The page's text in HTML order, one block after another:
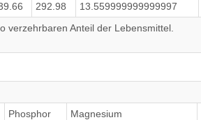
292.98 13.559999999999997
verzehrbaren Anteil der Lebensmittel.
Phosphor
Magnesium